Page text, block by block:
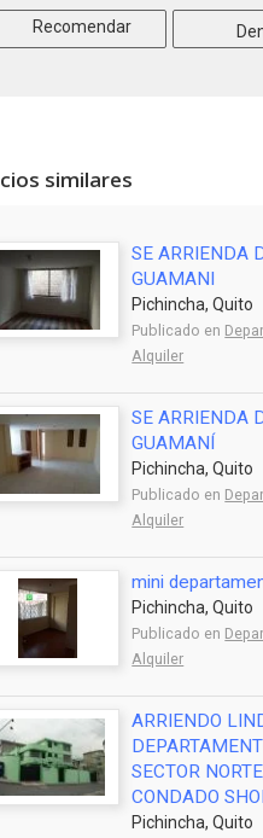
Recomendar
similares
SE ARRIENDA
GUAMANI
Pichincha, Quito
Publicado en
Alquiler
SE ARRIENDA
GUAMANÍ
Pichincha, Quito
Publicado en
Alquiler
mini
Pichincha, Quito
Publicado en
Alquiler
ARRIENDO
SECTOR
CONDADO
Pichincha, Quito